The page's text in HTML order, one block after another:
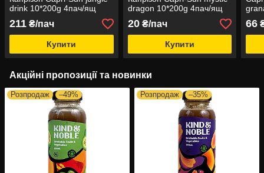
drink 10*200g 4пач/ящ
(Код: 00-00013356)
211 ₴/пач
Купити
dragon 10*200g 4пач/ящ
(Код: 00-00005754)
20₴/пач
Купити
66
Акційні пропозиції та новинки
Розпродаж –49% Розпродаж –35%